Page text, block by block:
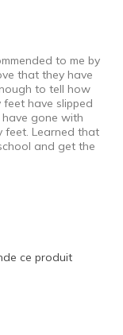
to me by
that they have
to tell how
feet have slipped
gone with
feet. Learned that
and get the
ce produit